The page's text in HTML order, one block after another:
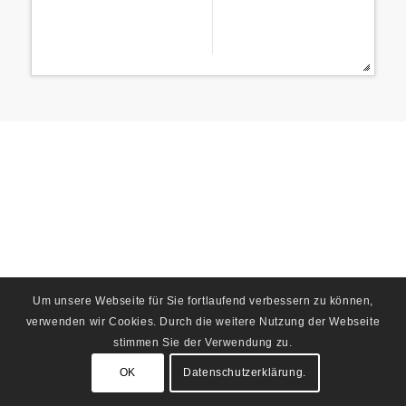
Um unsere Webseite für Sie fortlaufend verbessern zu können,
verwenden wir Cookies. Durch die weitere Nutzung der Webseite
stimmen Sie der Verwendung zu.
OK Datenschutzerklärung.